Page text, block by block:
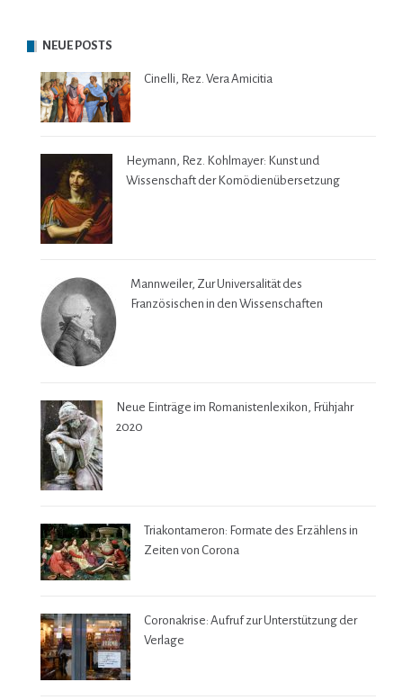
NEUE POSTS
Cinelli, Rez. Vera Amicitia
Heymann, Rez. Kohlmayer: Kunst und
Wissenschaft der Komödienübersetzung
Mannweiler, Zur Universalität des
Französischen in den Wissenschaften
Neue Einträge im Romanistenlexikon, Frühjahr
2020
Triakontameron: Formate des Erzählens in
Zeiten von Corona
Coronakrise: Aufruf zur Unterstützung der
Verlage